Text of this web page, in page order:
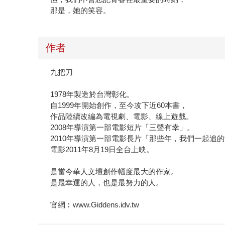
那是，她的笑容。
作者
九把刀
1978年製造於台灣彰化。
自1999年開始創作，至今攻下近60本書，
作品陸續改編為電視劇、電影、線上遊戲。
2008年導演第一部電影短片「三聲有幸」。
2010年導演第一部電影長片「那些年，我們一起追的
電影2011年8月19日全台上映。
是當今華人文壇創作幅度最大的作家。
是最幸運的人，也是最努力的人。
官網︰www.Giddens.idv.tw